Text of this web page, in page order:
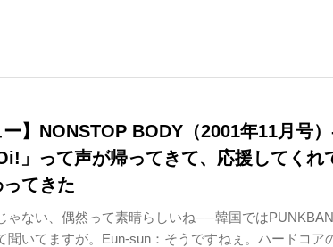
ー】NONSTOP BODY（2001年11月号
」って声が帰ってきて、応援してくれ
てきた
ゃない、偶然って素晴らしいね──韓国では
聞いてますが。Eun-sun：そうですねぇ。ハードコア